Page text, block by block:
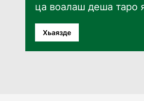
ца воалаш деша таро
Хьаязде